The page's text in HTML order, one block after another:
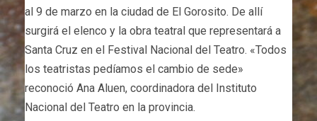
al 9 de marzo en la ciudad de El Gorosito. De allí
surgirá el elenco y la obra teatral que representará a
Santa Cruz en el Festival Nacional del Teatro. «Todos
los teatristas pedíamos el cambio de sede»
reconoció Ana Aluen, coordinadora del Instituto
Nacional del Teatro en la provincia.